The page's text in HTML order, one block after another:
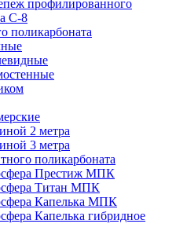
профилированного
С-8
поликарбоната
2 метра
3 метра
поликарбоната
Престиж МПК
Титан МПК
Капелька МПК
Капелька гибридное